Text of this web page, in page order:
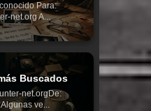
Para:
net.org A...
Buscados
net.orgDe:
ve...